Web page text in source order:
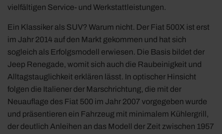
vielfältigen Service- und Werkstattleistungen.
Ein Klassiker als SUV? Warum nicht. Der Fiat 500X ist erst
im Jahr 2014 auf den Markt gekommen und hat sich
sogleich als Erfolgsmodell erwiesen. Die Basis bildet der
Jeep Renegade, womit sich auch die Raubeinigkeit und
Alltagstauglichkeit erklären lässt. In optischer Hinsicht
folgen die Italiener der Marschrichtung, die mit der
Neuauflage des Fiat 500 im Jahr 2007 vorgegeben wurde
und präsentieren ein Fahrzeug mit minimalem Kühlergrill,
der deutlich Anleihen an das Modell der Zeit zwischen 1957